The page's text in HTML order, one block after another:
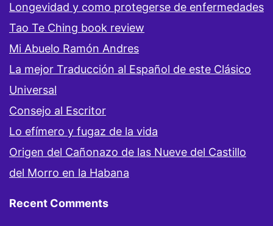
Longevidad y como protegerse de enfermedades
Tao Te Ching book review
Mi Abuelo Ramón Andres
La mejor Traducción al Español de este Clásico
Universal
Consejo al Escritor
Lo efímero y fugaz de la vida
Origen del Cañonazo de las Nueve del Castillo
del Morro en la Habana
Recent Comments